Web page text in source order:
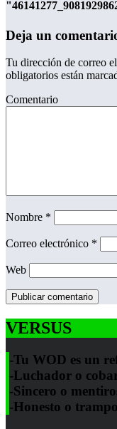
Deja un
Tu dirección de correo
obligatorios están
Comentario
Nombre *
Correo electrónico *
Web
VERSUS
-Tu WOD es un
-Luchador o
-Sincero o
-Honesto o